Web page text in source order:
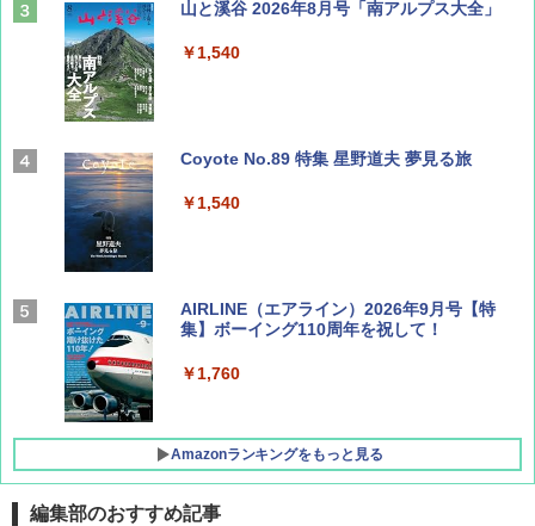
山と溪谷 2026年8月号「南アルプス大全」
￥1,540
Coyote No.89 特集 星野道夫 夢見る旅
￥1,540
AIRLINE（エアライン）2026年9月号【特
集】ボーイング110周年を祝して！
￥1,760
Amazonランキングをもっと見る
編集部のおすすめ記事